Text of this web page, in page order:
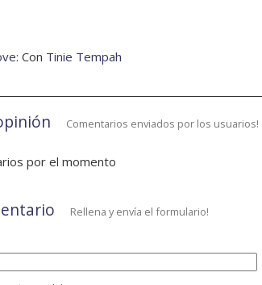
: Con Tinie Tempah
Comentarios enviados por los usuarios!
por el momento
Rellena y envía el formulario!